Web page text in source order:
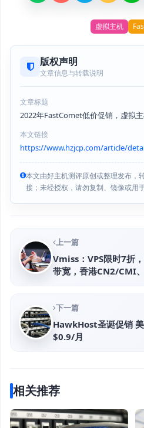
虚拟主机
版权声明
文章信息与转载说明
文章标题
2022年FastComet低价促销，虚拟
本文链接
https://www.hzjcp.com/article/
本文由好主机测评原创或整理发布，
接；未经授权，请勿复制、镜像或用
上一篇
Vmiss：VPS限时7折
带宽，香港CN2/CMI
下一篇
HawkHost圣诞促销
$0.9/月
相关推荐